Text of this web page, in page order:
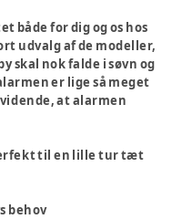
både for dig og os hos
udvalg af de modeller,
skal nok falde i søvn og
er lige så meget
at alarmen
til en lille tur tæt
behov